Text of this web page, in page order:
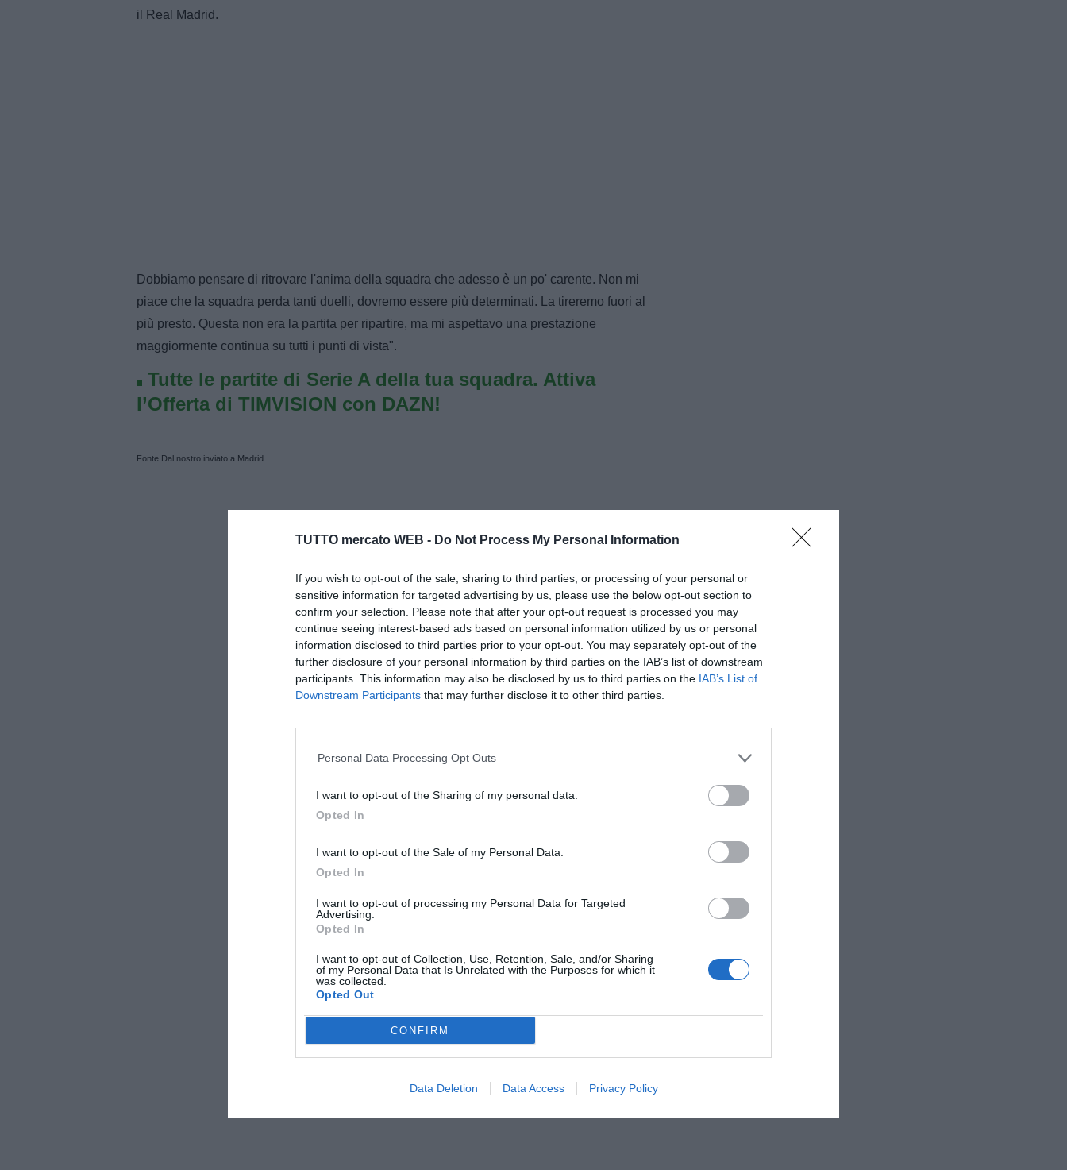
TUTTO mercato WEB - Do Not Process My Personal Information
If you wish to opt-out of the sale, sharing to third parties, or processing of your personal or
sensitive information for targeted advertising by us, please use the below opt-out section to
confirm your selection. Please note that after your opt-out request is processed you may
continue seeing interest-based ads based on personal information utilized by us or personal
information disclosed to third parties prior to your opt-out. You may separately opt-out of the
further disclosure of your personal information by third parties on the IAB’s list of downstream
participants. This information may also be disclosed by us to third parties on the IAB’s List of
Downstream Participants that may further disclose it to other third parties.
Personal Data Processing Opt Outs
I want to opt-out of the Sharing of my personal data.
Opted In
I want to opt-out of the Sale of my Personal Data.
Opted In
I want to opt-out of processing my Personal Data for Targeted
Advertising.
Opted In
I want to opt-out of Collection, Use, Retention, Sale, and/or Sharing
of my Personal Data that Is Unrelated with the Purposes for which it
was collected.
Opted Out
CONFIRM
Data Deletion Data Access Privacy Policy
il Real Madrid.
Dobbiamo pensare di ritrovare l'anima della squadra che adesso è un po' carente. Non mi
piace che la squadra perda tanti duelli, dovremo essere più determinati. La tireremo fuori al
più presto. Questa non era la partita per ripartire, ma mi aspettavo una prestazione
maggiormente continua su tutti i punti di vista".
Tutte le partite di Serie A della tua squadra. Attiva
l’Offerta di TIMVISION con DAZN!
Fonte Dal nostro inviato a Madrid